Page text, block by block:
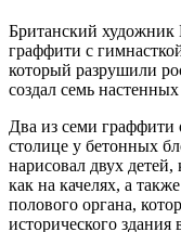
Британский художник
граффити с
который разрушили
создал семь
Два из семи граффити
столице у бетонных
нарисовал двух
как на качелях, а
полового органа,
исторического